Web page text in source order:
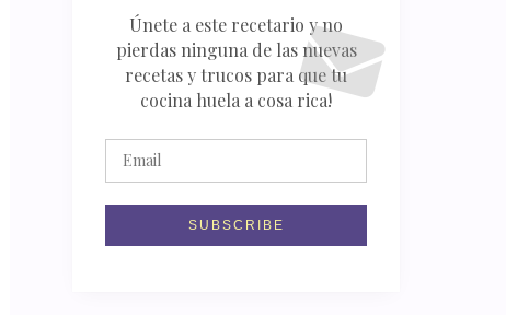
Únete a este recetario y no
pierdas ninguna de las nuevas
recetas y trucos para que tu
cocina huela a cosa rica!